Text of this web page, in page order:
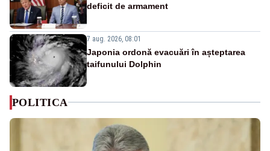
deficit de armament
7 aug. 2026, 08:01
Japonia ordonă evacuări în așteptarea
taifunului Dolphin
POLITICA